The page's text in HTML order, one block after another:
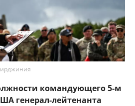
командующего 5-м
генерал-лейтенанта